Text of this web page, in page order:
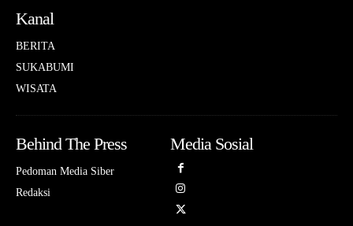
Kanal
BERITA
SUKABUMI
WISATA
Behind The Press
Pedoman Media Siber
Redaksi
Media Sosial